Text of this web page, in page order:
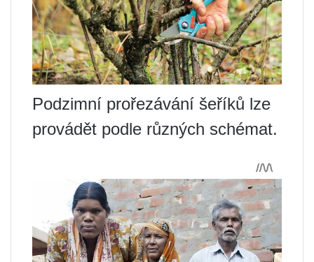
Podzimní prořezávání šeříků lze
provádět podle různých schémat.